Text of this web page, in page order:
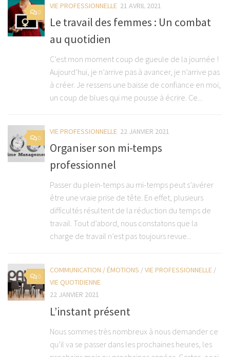
0
VIE PROFESSIONNELLE 21 AVRIL 2021
Le travail des femmes : Un combat
au quotidien
C’est mon moment coup de gueule de la journée !
Aujourd’hui, je n’arrive pas à avancer, je n’arrive pas
à créer. Je ressens une baisse de confiance en moi,
un coup de blues qui me pousse à écrire. Ce...
0
VIE PROFESSIONNELLE 22 JANVIER 2021
Organiser son mi-temps
professionnel
Passer du plein-temps au mi-temps peut s’avérer
être une vraie prise de tête. En effet, plusieurs
difficultés résultent de la réduction du temps de
travail. Tout d’abord, nous constatons que la
charge de travail n’est pas toujours revue...
0
COMMUNICATION / ÉMOTIONS /VIE PROFESSIONNELLE /
VIE QUOTIDIENNE
22 JANVIER 2021
L’instant présent
Nous sommes très nombreux à nous demander ce
qu’il va se passer dans les prochaines heures, les